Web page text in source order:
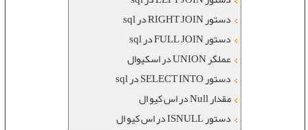
دستور RIGHT JOIN در sql
دستور FULL JOIN در sql
عملگر UNION در اسکیوال
دستور SELECT INTO در sql
مقدار Null در اس کیو ال
دستور ISNULL در اس کیو ال